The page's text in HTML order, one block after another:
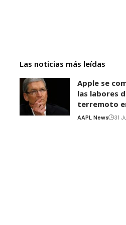
Las noticias más leídas
Apple se
las labores
terremoto
AAPL News 31